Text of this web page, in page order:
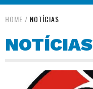
HOME / NOTÍCIAS
NOTÍCIAS